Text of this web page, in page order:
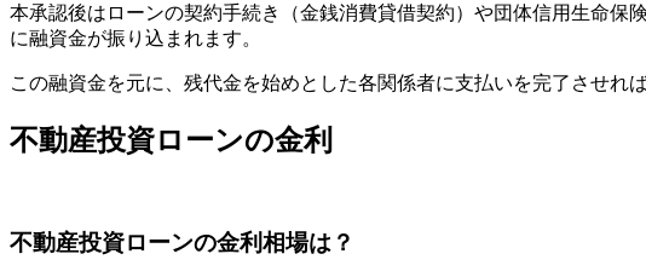
本承認後はローンの契約手続き（金銭消費貸借契約）や団体信用生命
に融資金が振り込まれます。
この融資金を元に、残代金を始めとした各関係者に支払いを完了させれ
不動産投資ローンの金利
不動産投資ローンの金利相場は？